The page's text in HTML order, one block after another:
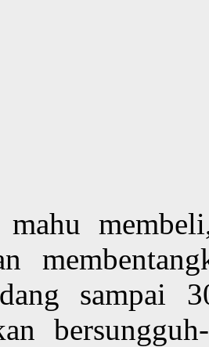
sampai